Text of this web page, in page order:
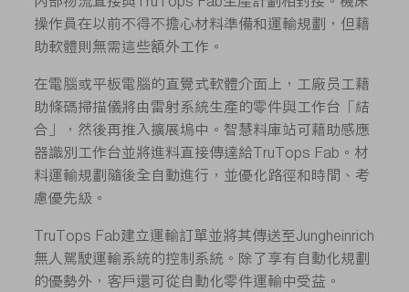
操作員在以前不得不擔心材料準備和運輸規劃，但藉
助軟體則無需這些額外工作。
在電腦或平板電腦的直覺式軟體介面上，工廠员工藉
助條碼掃描儀將由雷射系統生產的零件與工作台「結
合」，然後再推入擴展塢中。智慧料庫站可藉助感應
器識別工作台並將進料直接傳達給TruTops Fab。材
料運輸規劃隨後全自動進行，並優化路徑和時間、考
慮優先級。
TruTops Fab建立運輸訂單並將其傳送至Jungheinrich
無人駕駛運輸系統的控制系統。除了享有自動化規劃
的優勢外，客戶還可從自動化零件運輸中受益。